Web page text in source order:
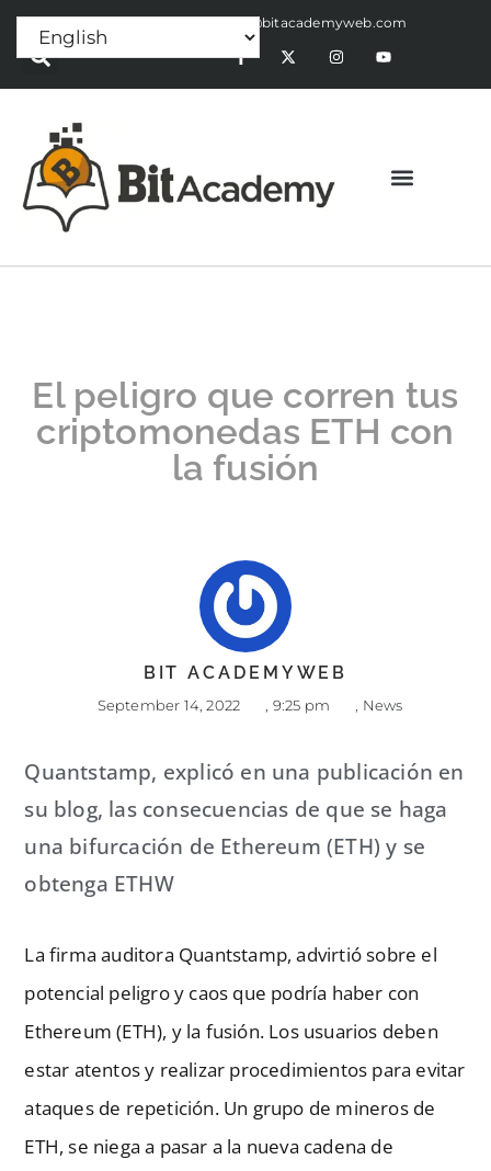
Press Release:alex@bitacademyweb.com
El peligro que corren tus
criptomonedas ETH con
la fusión
BIT ACADEMYWEB
September 14, 2022 9:25 pm News
Quantstamp, explicó en una publicación en
su blog, las consecuencias de que se haga
una bifurcación de Ethereum (ETH) y se
obtenga ETHW
La firma auditora Quantstamp, advirtió sobre el
potencial peligro y caos que podría haber con
Ethereum (ETH), y la fusión. Los usuarios deben
estar atentos y realizar procedimientos para evitar
ataques de repetición. Un grupo de mineros de
ETH, se niega a pasar a la nueva cadena de